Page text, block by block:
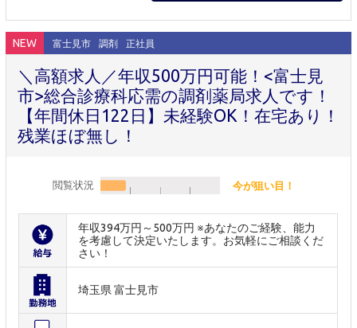
NEW 富士見市 調剤 正社員
＼高額求人／年収500万円可能！<富士見
市>総合診療科応需の調剤薬局求人です！
【年間休日122日】未経験OK！在宅あり！
残業ほぼ無し！
閲覧状況 今が狙い目！
年収394万円～500万円 ※あなたのご経験、能力
を考慮して決定いたします。お気軽にご相談くだ
さい！
埼玉県 富士見市